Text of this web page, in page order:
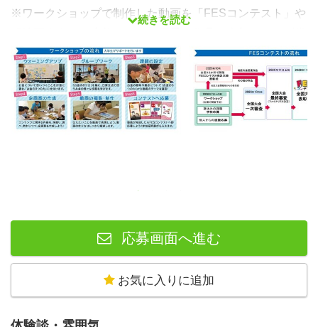
※ワークショップで制作した動画を「FESコンテスト」や
もあります。昨年度の受賞作品は、小学生向け教材として
消費者庁のポータルサイトに登録されています。
※作った動画をコンテストに応募した方には「証明書」を
発行しています。ワークショップ参加だけでは発行はでき
ません。
続きを読む
応募画面へ進む
お気に入りに追加